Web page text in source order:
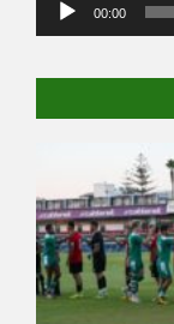
00:00